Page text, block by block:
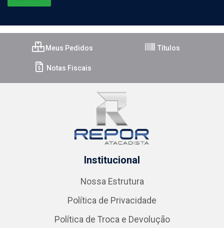
Meus Pedidos Títulos
Notas Fiscais
Institucional
Nossa Estrutura
Política de Privacidade
Política de Troca e Devolução